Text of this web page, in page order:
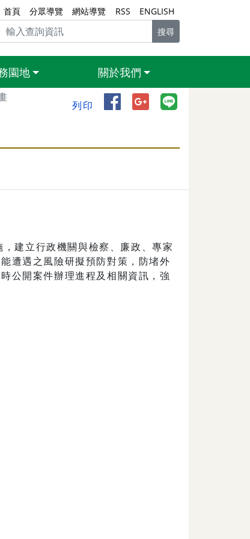
首頁 分眾導覽 網站導覽 RSS
ENGLISH
搜尋
園地 關於我們
列印
分享到 Facebook（另開新
分享到 Google+（
建立行政機關與檢察、廉政、專家
遭遇之風險研擬預防對策，防堵外
公開案件辦理進程及相關資訊，強